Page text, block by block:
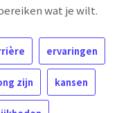
wat je wilt.
ervaringen
zijn kansen